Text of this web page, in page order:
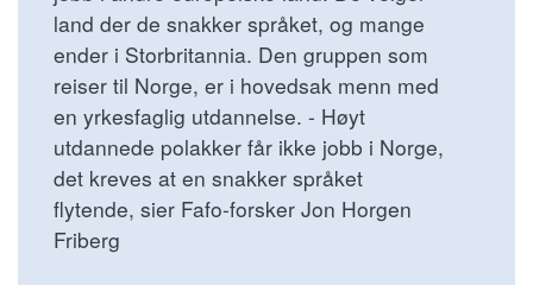
land der de snakker språket, og mange
ender i Storbritannia. Den gruppen som
reiser til Norge, er i hovedsak menn med
en yrkesfaglig utdannelse. - Høyt
utdannede polakker får ikke jobb i Norge,
det kreves at en snakker språket
flytende, sier Fafo-forsker Jon Horgen
Friberg